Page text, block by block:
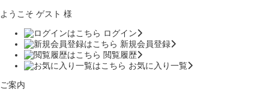
ようこそ ゲスト 様
ログイン
新規会員登録
閲覧履歴
お気に入り一覧
ご案内